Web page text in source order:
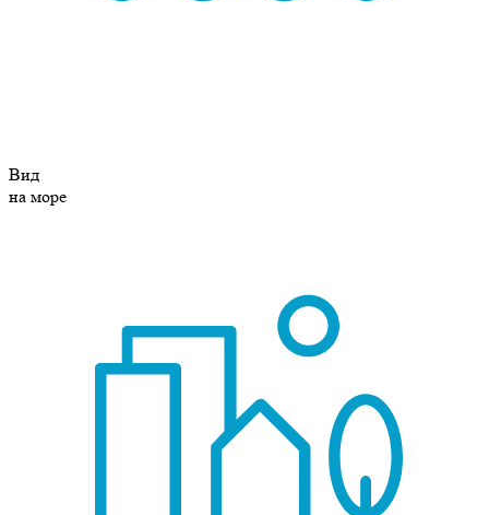
Вид
на море